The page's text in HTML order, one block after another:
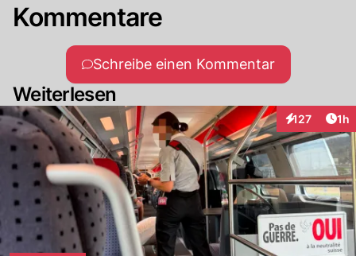
Kommentare
Schreibe einen Kommentar
Weiterlesen
127
Interaktionen
1h